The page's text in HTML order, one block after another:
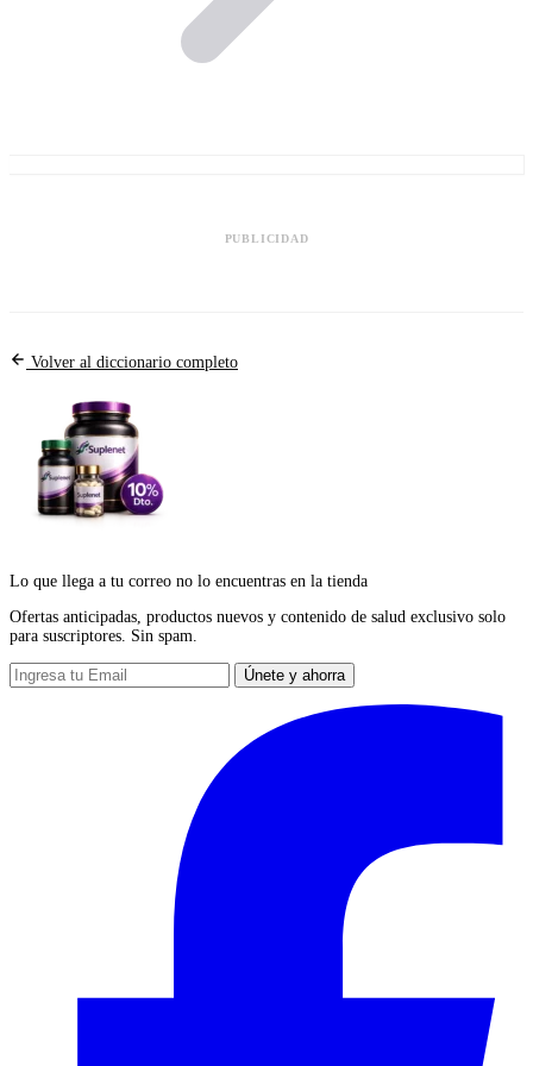
PUBLICIDAD
Volver al diccionario completo
Lo que llega a tu correo no lo encuentras en la tienda
Ofertas anticipadas, productos nuevos y contenido de salud exclusivo solo
para suscriptores. Sin spam.
Únete y ahorra